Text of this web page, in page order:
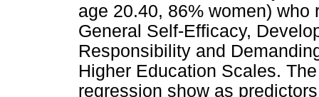
age 20.40, 86% women)
General Self-Efficacy,
Responsibility and
Higher Education Scales.
regression show as